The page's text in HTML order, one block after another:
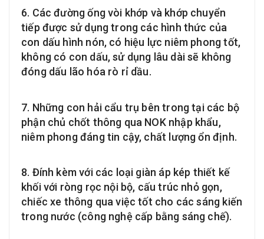
6. Các đường ống vòi khớp và khớp chuyển
tiếp được sử dụng trong các hình thức của
con dấu hình nón, có hiệu lực niêm phong tốt,
không có con dấu, sử dụng lâu dài sẽ không
đóng dấu lão hóa rò rỉ dầu.
7. Những con hải cẩu trụ bên trong tại các bộ
phận chủ chốt thông qua NOK nhập khẩu,
niêm phong đáng tin cậy, chất lượng ổn định.
8. Đính kèm với các loại giàn áp kép thiết kế
khối với ròng rọc nội bộ, cấu trúc nhỏ gọn,
chiếc xe thông qua việc tốt cho các sáng kiến
​​trong nước (công nghệ cấp bằng sáng chế).